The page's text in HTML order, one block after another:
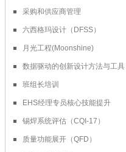
采购和供应商管理
六西格玛设计（DFSS）
月光工程(Moonshine)
数据驱动的创新设计方法与工具
班组长培训
EHS经理专员核心技能提升
锡焊系统评估（CQI-17）
质量功能展开（QFD）